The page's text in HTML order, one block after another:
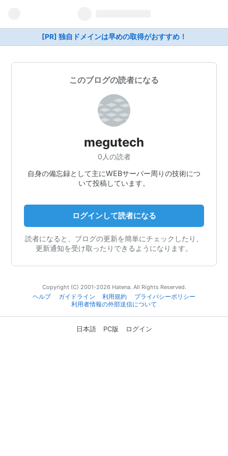
[PR] 独自ドメインは早めの取得がおすすめ！
このブログの読者になる
megutech
0人の読者
自身の備忘録として主にWEBサーバー周りの技術につ
いて投稿しています。
ログインして読者になる
読者になると、ブログの更新を簡単にチェックしたり、
更新通知を受け取ったりできるようになります。
Copyright (C) 2001-2026 Hatena. All Rights Reserved.
ヘルプ
ガイドライン 利用規約
プライバシーポリシー
利用者情報の外部送信について
日本語 PC版 ログイン